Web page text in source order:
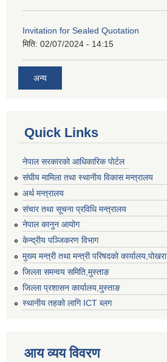
Invitation for Sealed Quotation
मिति: 02/07/2024 - 14:15
अन्य
Quick Links
नेपाल सरकारको आधिकारिक पोर्टल
संघीय मामिला तथा स्थानीय विकास मन्त्रालय
अर्थ मन्त्रालय
संचार तथा सूचना प्रविधि मन्त्रालय
नेपाल कानुन आयोग
केन्द्रीय पञ्जिकरण विभाग
मुख्य मन्त्री तथा मन्त्री परिषदको कार्यालय,पोखरा
जिल्ला समन्वय समिति,मुस्ताङ
जिल्ला प्रशासन कार्यालय,मुस्ताङ
स्थानीय तहको लागि ICT ब्लग
आय व्यय विवरण